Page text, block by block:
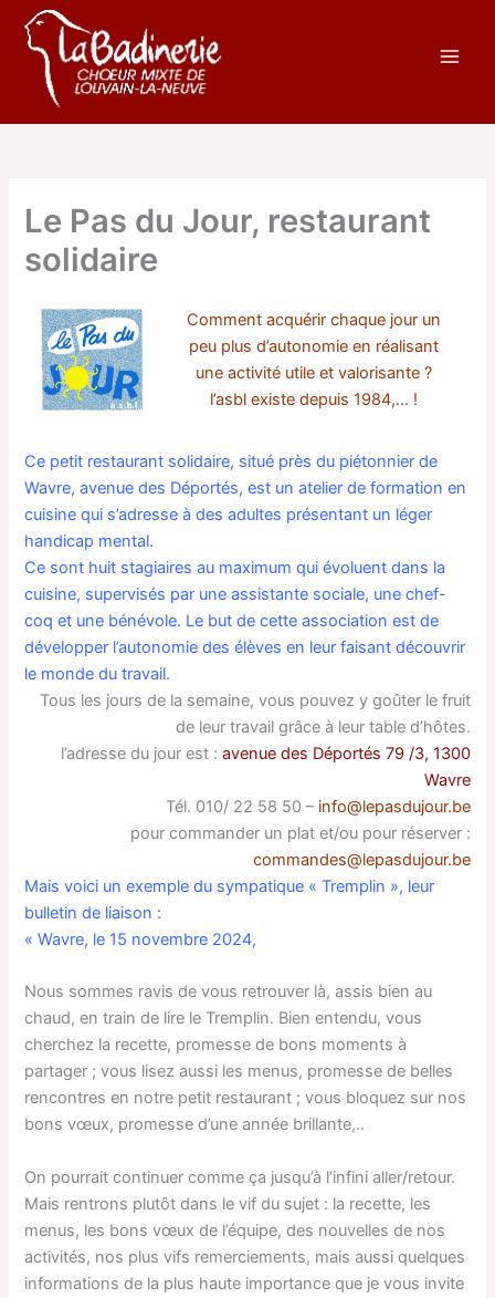
contenu
Le Pas du Jour, restaurant
solidaire
Comment acquérir chaque jour un
peu plus d’autonomie en réalisant
une activité utile et valorisante ?
l’asbl existe depuis 1984,… !
Ce petit restaurant solidaire, situé près du piétonnier de
Wavre, avenue des Déportés, est un atelier de formation en
cuisine qui s’adresse à des adultes présentant un léger
handicap mental.
Ce sont huit stagiaires au maximum qui évoluent dans la
cuisine, supervisés par une assistante sociale, une chef-
coq et une bénévole. Le but de cette association est de
développer l’autonomie des élèves en leur faisant découvrir
le monde du travail.
Tous les jours de la semaine, vous pouvez y goûter le fruit
de leur travail grâce à leur table d’hôtes.
l’adresse du jour est : avenue des Déportés 79 /3, 1300
Wavre
Tél. 010/ 22 58 50 – info@lepasdujour.be
pour commander un plat et/ou pour réserver :
commandes@lepasdujour.be
Mais voici un exemple du sympatique « Tremplin », leur
bulletin de liaison :
« Wavre, le 15 novembre 2024,
Nous sommes ravis de vous retrouver là, assis bien au
chaud, en train de lire le Tremplin. Bien entendu, vous
cherchez la recette, promesse de bons moments à
partager ; vous lisez aussi les menus, promesse de belles
rencontres en notre petit restaurant ; vous bloquez sur nos
bons vœux, promesse d’une année brillante,..
On pourrait continuer comme ça jusqu’à l’infini aller/retour.
Mais rentrons plutôt dans le vif du sujet : la recette, les
menus, les bons vœux de l’équipe, des nouvelles de nos
activités, nos plus vifs remerciements, mais aussi quelques
informations de la plus haute importance que je vous invite